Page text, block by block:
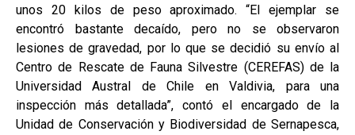
unos 20 kilos de peso aproximado. “El ejemplar se
encontró bastante decaído, pero no se observaron
lesiones de gravedad, por lo que se decidió su envío al
Centro de Rescate de Fauna Silvestre (CEREFAS) de la
Universidad Austral de Chile en Valdivia, para una
inspección más detallada”, contó el encargado de la
Unidad de Conservación y Biodiversidad de Sernapesca,